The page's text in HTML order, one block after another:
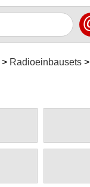
Radioeinbausets